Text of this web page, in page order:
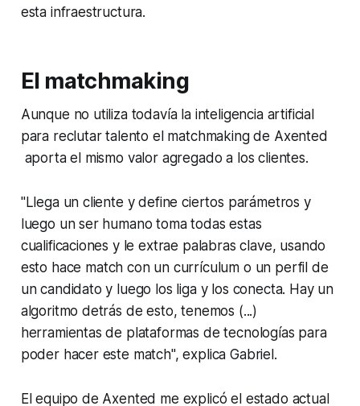
esta infraestructura.
El matchmaking
Aunque no utiliza todavía la inteligencia artificial
para reclutar talento el matchmakingde Axented
aporta el mismo valor agregado a los clientes.
"Llega un cliente y define ciertos parámetros y
luego un ser humano toma todas estas
cualificaciones y le extrae palabras clave, usando
esto hace match con un currículum o un perfil de
un candidato y luego los liga y los conecta. Hay un
algoritmo detrás de esto, tenemos (...)
herramientas de plataformas de tecnologías para
poder hacer este match", explica Gabriel.
El equipo de Axented me explicó el estado actual